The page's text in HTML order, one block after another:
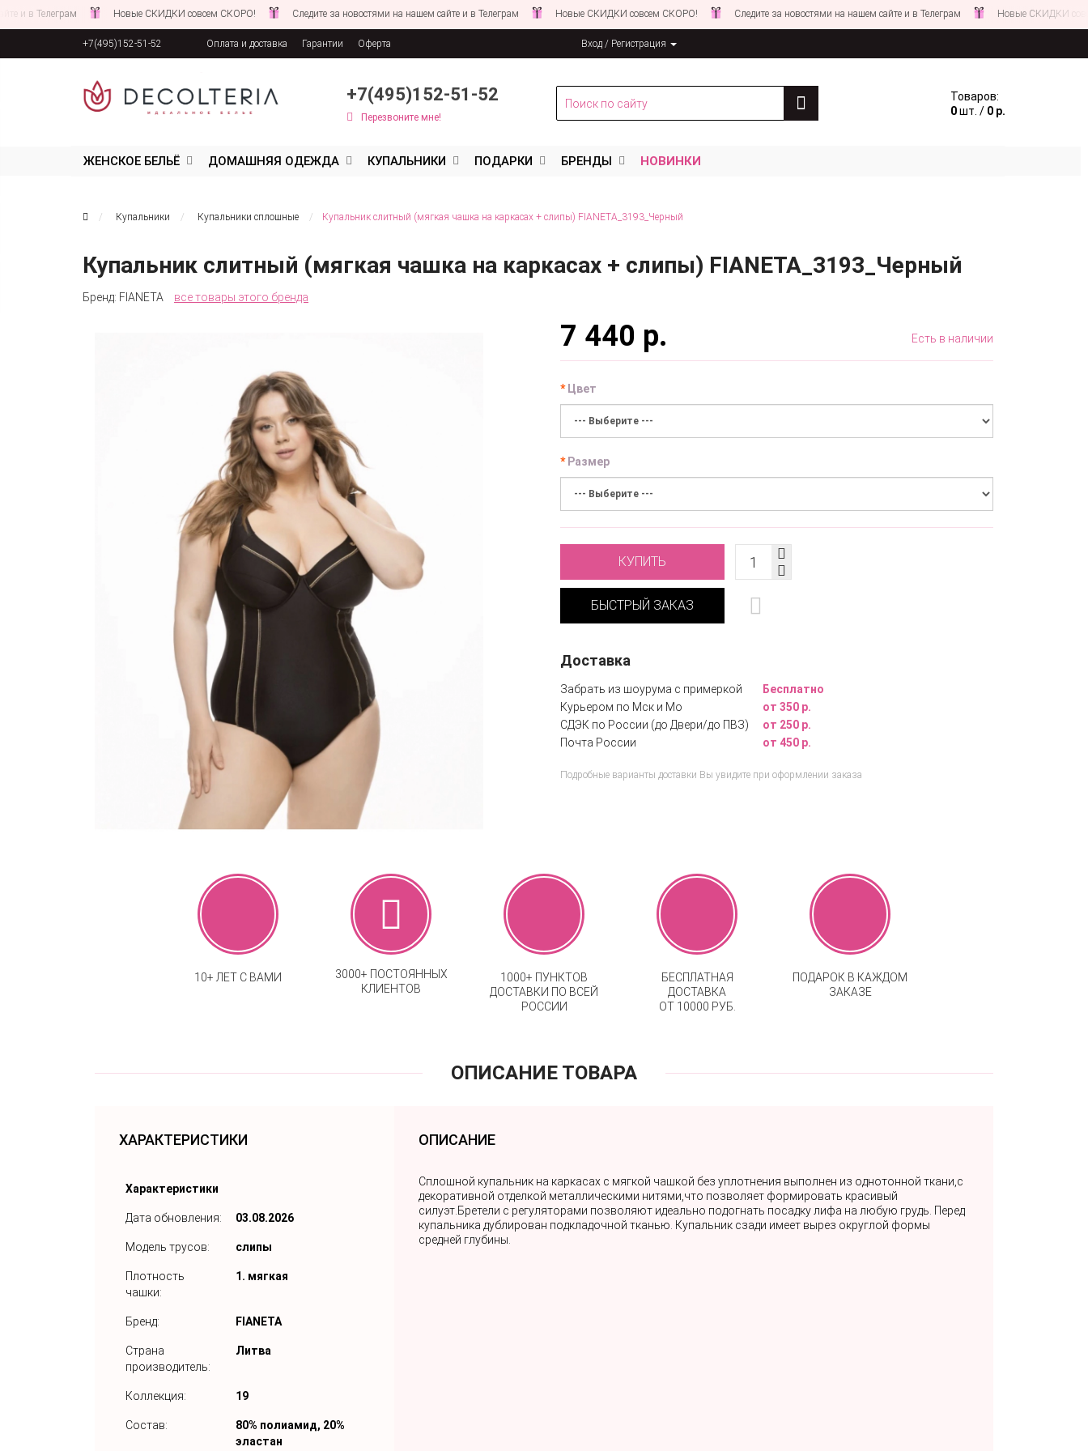
Новые СКИДКИ совсем СКОРО! Следите за новостями на нашем сайте и в Телеграм Новые СКИДКИ совсем СКОРО! Следите за новостями на нашем сайте и в Телеграм Новые СКИДКИ совсем
+7(495)152-51-52 Оплата и доставка Гарантии Оферта Вход / Регистрация
+7(495)152-51-52
Перезвоните мне!
Товаров:
0шт. / 0 р.
ЖЕНСКОЕ БЕЛЬЁ ДОМАШНЯЯ ОДЕЖДА КУПАЛЬНИКИ ПОДАРКИ БРЕНДЫ НОВИНКИ
Купальники Купальники сплошные Купальник слитный (мягкая чашка на каркасах + слипы) FIANETA_3193_Черный
Купальник слитный (мягкая чашка на каркасах + слипы) FIANETA_3193_Черный
Бренд: FIANETA все товары этого бренда
7 440 р. Есть в наличии
Цвет
Размер
КУПИТЬ
БЫСТРЫЙ ЗАКАЗ
Доставка
Забрать из шоурума с примеркой
Бесплатно
Курьером по Мск и Мо
от 350 р.
СДЭК по России (до Двери/до ПВЗ)
от 250 р.
Почта России
от 450 р.
Подробные варианты доставки Вы увидите при оформлении заказа
10+ ЛЕТ С ВАМИ
3000+ ПОСТОЯННЫХ
КЛИЕНТОВ
1000+ ПУНКТОВ
ДОСТАВКИ ПО ВСЕЙ
РОССИИ
БЕСПЛАТНАЯ
ДОСТАВКА
ОТ 10000 РУБ.
ПОДАРОК В КАЖДОМ
ЗАКАЗЕ
ОПИСАНИЕ ТОВАРА
ХАРАКТЕРИСТИКИ
Характеристики
Дата обновления: 03.08.2026
Модель трусов: слипы
Плотность
чашки:
1. мягкая
Бренд: FIANETA
Страна
производитель:
Литва
Коллекция: 19
Состав:
80% полиамид, 20%
эластан
ОПИСАНИЕ
Сплошной купальник на каркасах с мягкой чашкой без уплотнения выполнен из однотонной ткани,с
декоративной отделкой металлическими нитями,что позволяет формировать красивый
силуэт.Бретели с регуляторами позволяют идеально подогнать посадку лифа на любую грудь. Перед
купальника дублирован подкладочной тканью. Купальник сзади имеет вырез округлой формы
средней глубины.